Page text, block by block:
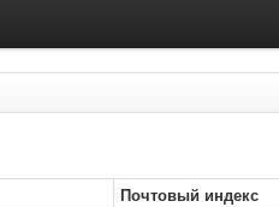
Почтовый индекс